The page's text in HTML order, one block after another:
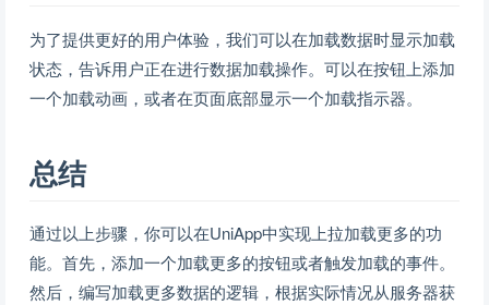
为了提供更好的用户体验，我们可以在加载数据时显示加载
状态，告诉用户正在进行数据加载操作。可以在按钮上添加
一个加载动画，或者在页面底部显示一个加载指示器。
总结
通过以上步骤，你可以在UniApp中实现上拉加载更多的功
能。首先，添加一个加载更多的按钮或者触发加载的事件。
然后，编写加载更多数据的逻辑，根据实际情况从服务器获